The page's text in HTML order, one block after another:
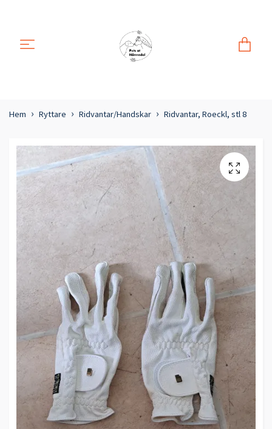
Hem Ryttare Ridvantar/Handskar Ridvantar, Roeckl, stl 8